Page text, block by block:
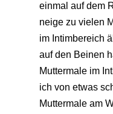
einmal auf dem
neige zu vielen
im Intimbereich
auf den Beinen
Muttermale im
ich von etwas
Muttermale am